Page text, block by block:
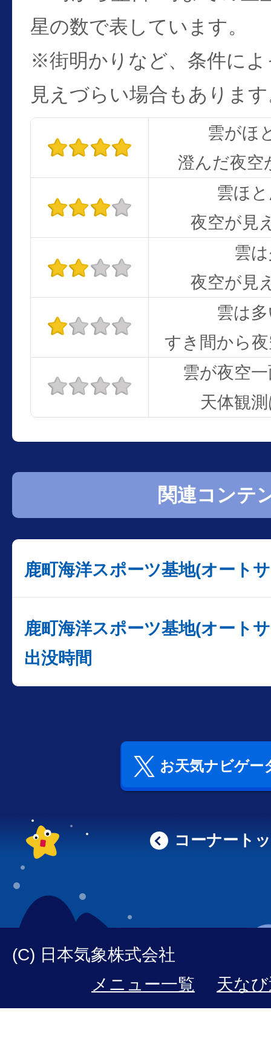
星の数で表しています。
※街明かりなど、条件に
見えづらい場合もありま
雲がほ
澄んだ夜空
雲ほ
夜空が見
雲
夜空が見
雲は
すき間から
雲が夜空
天体観
関連コンテ
鹿町海洋スポーツ基地(オート
鹿町海洋スポーツ基地(オート
出没時間
お天気ナビゲー
コーナート
(C) 日本気象株式会社
メニュー一覧
天な